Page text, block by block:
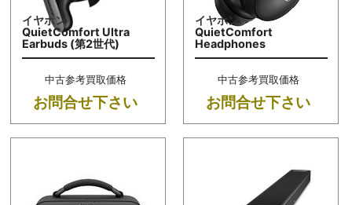
イヤホン
QuietComfort Ultra
Earbuds (第2世代)
中古参考買取価格
お問合せ下さい
イヤホン
QuietComfort
Headphones
中古参考買取価格
お問合せ下さい